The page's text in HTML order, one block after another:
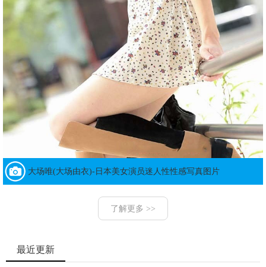
大场唯(大场由衣)-日本美女演员迷人性性感写真图片
了解更多 >>
最近更新